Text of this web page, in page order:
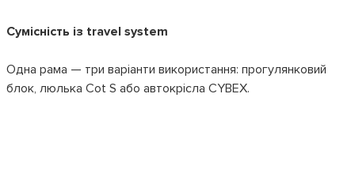
Сумісність із travel system
Одна рама — три варіанти використання: прогулянковий
блок, люлька Cot S або автокрісла CYBEX.